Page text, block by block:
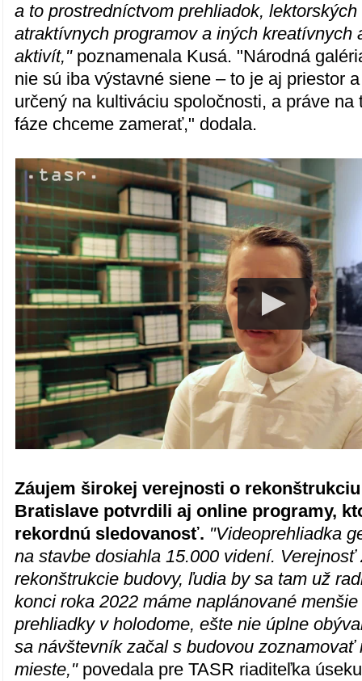
a to prostredníctvom prehliadok, lektorských
atraktívnych programov a iných kreatívnych
aktivít,"poznamenala Kusá. "Národná
nie sú iba výstavné siene – to je aj priestor
určený na kultiváciu spoločnosti, a práve na
fáze chceme zamerať," dodala.
Záujem širokej verejnosti o
Bratislave potvrdili aj online programy,
rekordnú sledovanosť. "Videoprehliadka
na stavbe dosiahla 15.000 videní.
rekonštrukcie budovy, ľudia by sa tam už
konci roka 2022 máme naplánované
prehliadky v holodome, ešte nie úplne
sa návštevník začal s budovou zoznamovať
mieste,"povedala pre TASR riaditeľka